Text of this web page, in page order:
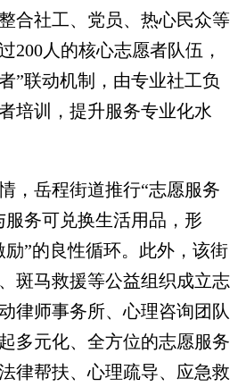
合社工、党员、热心民众等
200人的核心志愿者队伍，
”联动机制，由专业社工负
培训，提升服务专业化水
岳程街道推行“志愿服务
服务可兑换生活用品，形
励”的良性循环。此外，该街
斑马救援等公益组织成立志
律师事务所、心理咨询团队
多元化、全方位的志愿服务
律帮扶、心理疏导、应急救